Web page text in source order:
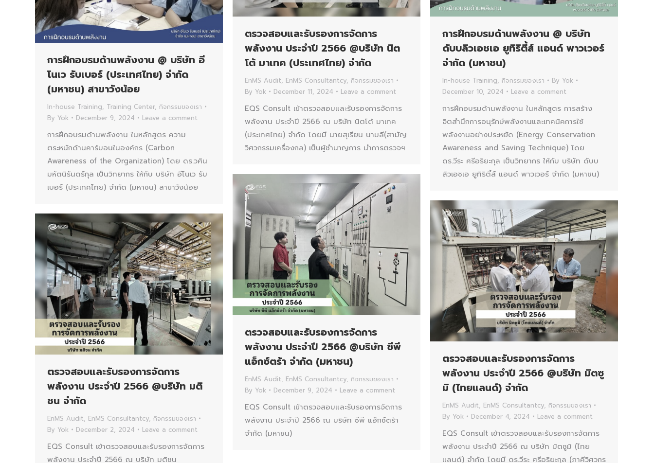
ตรวจสอบและรับรองการจัดการ
พลังงาน ประจำปี 2566 @บริษัท นิต
โต้ มาเทค (ประเทศไทย) จำกัด
EnMS Audit, EnMS Consultantcy, กิจกรรมของเรา
By Yok December 11, 2024 Leave a comment
EQS Consult เข้าตรวจสอบและรับรองการจัดการ
พลังงาน ประจำปี 2566 ณ บริษัท นิตโต้ มาเทค
(ประเทศไทย) จำกัด โดยมี นายสุเรียน นามลี(สามัญ
วิศวกรรมเครื่องกล) เป็นผู้ชำนาญการ นำการตรวจฯ
การฝึกอบรมด้านพลังงาน @ บริษัท
ดับบลิวเอชเอ ยูทิริตี้ส์ แอนด์ พาวเวอร์
จำกัด (มหาชน)
In-house Training, กิจกรรมของเรา By Yok
December 10, 2024
Leave a comment
การฝึกอบรมด้านพลังงาน ในหลักสูตร การสร้าง
จิตสำนึกการอนุรักษ์พลังงานและเทคนิคการใช้
พลังงานอย่างประหยัด (Energy Conservation
Awareness and Saving Technique) โดย
ดร.วีระ ศรีอริยะกุล เป็นวิทยากร ให้กับ บริษัท ดับบ
ลิวเอชเอ ยูทิริตี้ส์ แอนด์ พาวเวอร์ จำกัด (มหาชน)
การฝึกอบรมด้านพลังงาน @ บริษัท อี
โนเว รับเบอร์ (ประเทศไทย) จำกัด
(มหาชน) สาขาวังน้อย
In-house Training, Training Center, กิจกรรมของเรา
By Yok December 9, 2024 Leave a comment
การฝึกอบรมด้านพลังงาน ในหลักสูตร ความ
ตระหนักด้านคาร์บอนในองค์กร (Carbon
Awareness of the Organization) โดย ดร.วศิน
มหัตนิรันดร์กุล เป็นวิทยากร ให้กับ บริษัท อีโนเว รับ
เบอร์ (ประเทศไทย) จำกัด (มหาชน) สาขาวังน้อย
ตรวจสอบและรับรองการจัดการ
พลังงาน ประจำปี 2566 @บริษัท ซีพี
แอ็กซ์ตร้า จำกัด (มหาชน)
EnMS Audit, EnMS Consultantcy, กิจกรรมของเรา
By Yok December 9, 2024 Leave a comment
EQS Consult เข้าตรวจสอบและรับรองการจัดการ
พลังงาน ประจำปี 2566 ณ บริษัท ซีพี แอ็กซ์ตร้า
จำกัด (มหาชน)
ตรวจสอบและรับรองการจัดการ
พลังงาน ประจำปี 2566 @บริษัท มิตซู
มิ (ไทยแลนด์) จำกัด
EnMS Audit, EnMS Consultantcy, กิจกรรมของเรา
By Yok December 4, 2024 Leave a comment
EQS Consult เข้าตรวจสอบและรับรองการจัดการ
พลังงาน ประจำปี 2566 ณ บริษัท มิตซูมิ (ไทย
แลนด์) จำกัด โดยมี ดร.วีระ ศรีอริยะกุล (ภาคีวิศวกร
ตรวจสอบและรับรองการจัดการ
พลังงาน ประจำปี 2566 @บริษัท มติ
ชน จำกัด
EnMS Audit, EnMS Consultantcy, กิจกรรมของเรา
By Yok December 2, 2024 Leave a comment
EQS Consult เข้าตรวจสอบและรับรองการจัดการ
พลังงาน ประจำปี 2566 ณ บริษัท มติชน